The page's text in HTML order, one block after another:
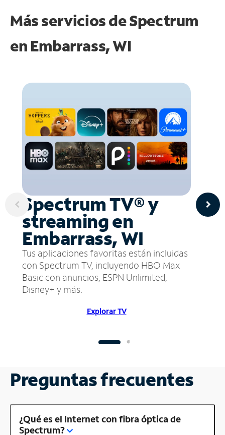
Más servicios de Spectrum
en Embarrass, WI
Spectrum TV® y
streaming en
Embarrass, WI
Tus aplicaciones favoritas están incluidas
con Spectrum TV, incluyendo HBO Max
Basic con anuncios, ESPN Unlimited,
Disney+ y más.
Explorar TV
Preguntas frecuentes
¿Qué es el Internet con fibra óptica de
Spectrum?